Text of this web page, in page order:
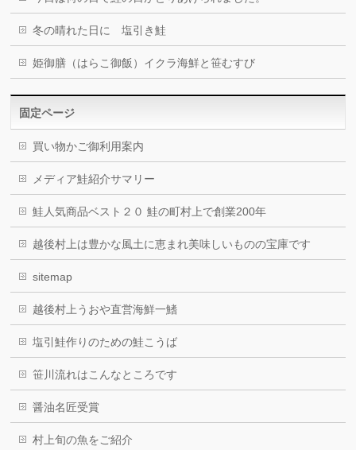
冬の晴れた日に 塩引き鮭
姫御膳（はらこ御飯）イクラ海鮮と笹むすび
固定ページ
買い物かご御利用案内
メディア鮭紹介サマリー
鮭人気商品ベスト２０ 鮭の町村上で創業200年
越後村上は豊かな風土に恵まれ美味しいものの宝庫です
sitemap
越後村上うおや直営海鮮一鰭
塩引鮭作りのための鮭こうば
笹川流れはこんなところです
醤油名匠受賞
村上旬の魚をご紹介